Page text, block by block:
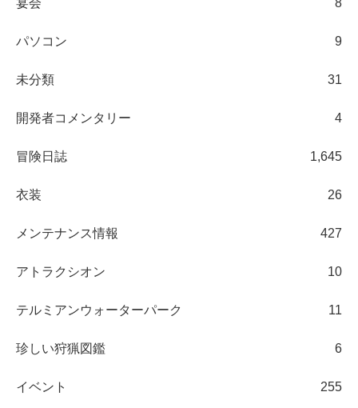
パソコン 9
未分類 31
開発者コメンタリー 4
冒険日誌 1,645
衣装 26
メンテナンス情報 427
アトラクシオン 10
テルミアンウォーターパーク 11
珍しい狩猟図鑑 6
イベント 255